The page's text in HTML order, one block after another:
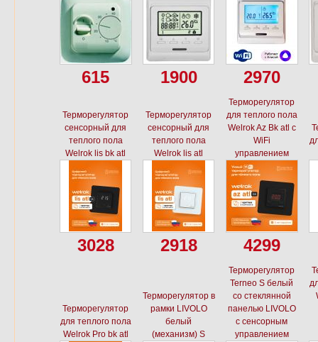
615 1900 2970
Терморегулятор
сенсорный для
теплого пола
Welrok lis bk atl
3028
Терморегулятор
сенсорный для
теплого пола
Welrok lis atl
2918
Терморегулятор
для теплого пола
Welrok Az Bk atl с
WiFi
управлением
4299
Терморегулятор
для теплого пола
Welrok Pro bk atl
Терморегулятор в
рамки LIVOLO
белый
(механизм) S
Терморегулятор
Terneo S белый
со стеклянной
панелью LIVOLO
с сенсорным
управлением